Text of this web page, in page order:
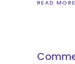
READ MORE